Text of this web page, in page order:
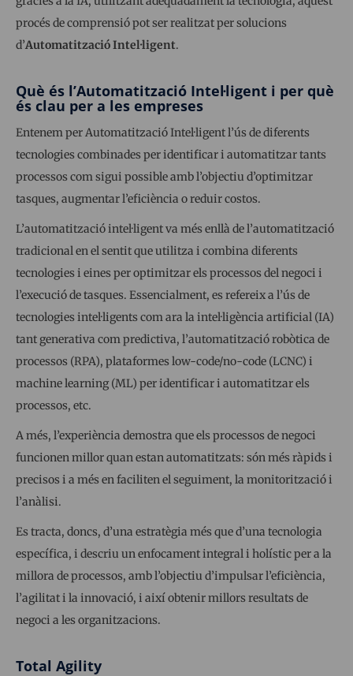
procés de comprensió pot ser realitzat per solucions
d’Automatització Intel·ligent.
Què és l’Automatització Intel·ligent i per què
és clau per a les empreses
Entenem per Automatització Intel·ligent l’ús de diferents
tecnologies combinades per identificar i automatitzar tants
processos com sigui possible amb l’objectiu d’optimitzar
tasques, augmentar l’eficiència o reduir costos.
L’automatització intel·ligent va més enllà de l’automatització
tradicional en el sentit que utilitza i combina diferents
tecnologies i eines per optimitzar els processos del negoci i
l’execució de tasques. Essencialment, es refereix a l’ús de
tecnologies intel·ligents com ara la intel·ligència artificial (IA)
tant generativa com predictiva, l’automatització robòtica de
processos (RPA), plataformes low-code/no-code (LCNC) i
machine learning (ML) per identificar i automatitzar els
processos, etc.
A més, l’experiència demostra que els processos de negoci
funcionen millor quan estan automatitzats: són més ràpids i
precisos i a més en faciliten el seguiment, la monitorització i
l’anàlisi.
Es tracta, doncs, d’una estratègia més que d’una tecnologia
específica, i descriu un enfocament integral i holístic per a la
millora de processos, amb l’objectiu d’impulsar l’eficiència,
l’agilitat i la innovació, i així obtenir millors resultats de
negoci a les organitzacions.
Total Agility